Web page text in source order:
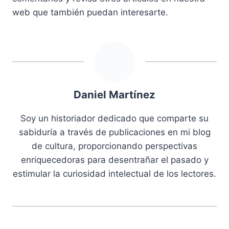
web que también puedan interesarte.
Daniel Martínez
Soy un historiador dedicado que comparte su
sabiduría a través de publicaciones en mi blog
de cultura, proporcionando perspectivas
enriquecedoras para desentrañar el pasado y
estimular la curiosidad intelectual de los lectores.